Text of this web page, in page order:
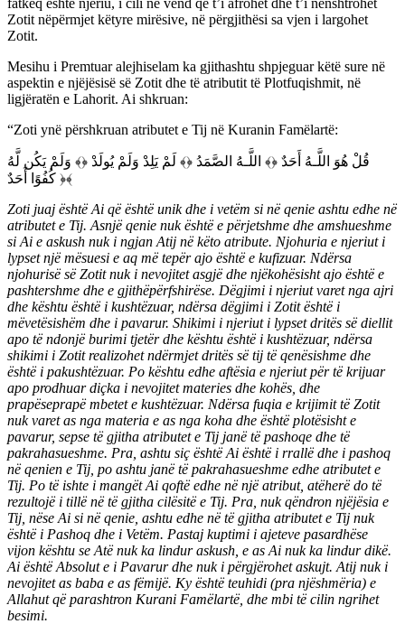
Zotit nëpërmjet këtyre mirësive, në përgjithësi sa vjen i largohet
Zotit.
Mesihu i Premtuar alejhiselam ka gjithashtu shpjeguar këtë sure në
aspektin e njëjësisë së Zotit dhe të atributit të Plotfuqishmit, në
ligjëratën e Lahorit. Ai shkruan:
“Zoti ynë përshkruan atributet e Tij në Kuranin Famëlartë:
قُلْ هُوَ اللَّـهُ أَحَدٌ ﴿﴾ اللَّـهُ الصَّمَدُ ﴿﴾ لَمْ يَلِدْ وَلَمْ يُولَدْ ﴿﴾ وَلَمْ يَكُن لَّهُ
كُفُوًا أَحَدٌ ﴿﴾
Zoti juaj është Ai që është unik dhe i vetëm si në qenie ashtu edhe në
atributet e Tij. Asnjë qenie nuk është e përjetshme dhe amshueshme
si Ai e askush nuk i ngjan Atij në këto atribute. Njohuria e njeriut i
lypset një mësuesi e aq më tepër ajo është e kufizuar. Ndërsa
njohurisë së Zotit nuk i nevojitet asgjë dhe njëkohësisht ajo është e
pashtershme dhe e gjithëpërfshirëse. Dëgjimi i njeriut varet nga ajri
dhe kështu është i kushtëzuar, ndërsa dëgjimi i Zotit është i
mëvetësishëm dhe i pavarur. Shikimi i njeriut i lypset dritës së diellit
apo të ndonjë burimi tjetër dhe kështu është i kushtëzuar, ndërsa
shikimi i Zotit realizohet ndërmjet dritës së tij të qenësishme dhe
është i pakushtëzuar. Po kështu edhe aftësia e njeriut për të krijuar
apo prodhuar diçka i nevojitet materies dhe kohës, dhe
prapëseprapë mbetet e kushtëzuar. Ndërsa fuqia e krijimit të Zotit
nuk varet as nga materia e as nga koha dhe është plotësisht e
pavarur, sepse të gjitha atributet e Tij janë të pashoqe dhe të
pakrahasueshme. Pra, ashtu siç është Ai është i rrallë dhe i pashoq
në qenien e Tij, po ashtu janë të pakrahasueshme edhe atributet e
Tij. Po të ishte i mangët Ai qoftë edhe në një atribut, atëherë do të
rezultojë i tillë në të gjitha cilësitë e Tij. Pra, nuk qëndron njëjësia e
Tij, nëse Ai si në qenie, ashtu edhe në të gjitha atributet e Tij nuk
është i Pashoq dhe i Vetëm. Pastaj kuptimi i ajeteve pasardhëse
vijon kështu se Atë nuk ka lindur askush, e as Ai nuk ka lindur dikë.
Ai është Absolut e i Pavarur dhe nuk i përgjërohet askujt. Atij nuk i
nevojitet as baba e as fëmijë. Ky është teuhidi (pra njëshmëria) e
Allahut që parashtron Kurani Famëlartë, dhe mbi të cilin ngrihet
besimi.